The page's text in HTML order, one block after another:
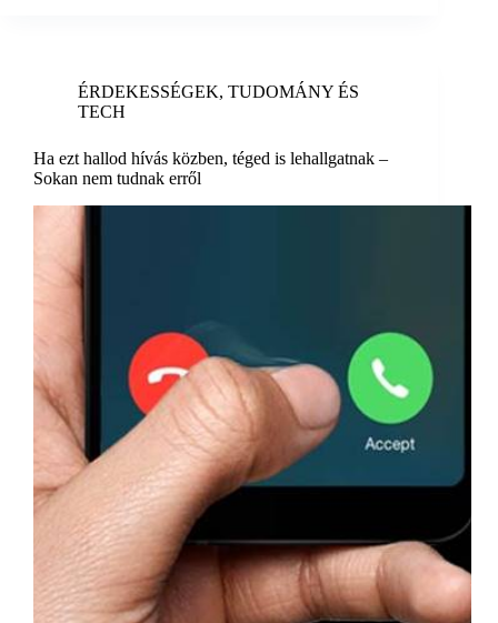
ÉRDEKESSÉGEK, TUDOMÁNY ÉS
TECH
Ha ezt hallod hívás közben, téged is lehallgatnak –
Sokan nem tudnak erről